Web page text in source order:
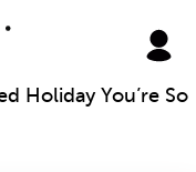
Holiday You’re So